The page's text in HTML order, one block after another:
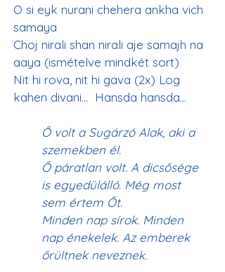
O si eyk nurani chehera ankha vich
samaya
Choj nirali shan nirali aje samajh na
aaya (ismételve mindkét sort)
Nit hi rova, nit hi gava (2x) Log
kahen divani…  Hansda hansda…
Ő volt a Sugárzó Alak, aki a
szemekben él.
Ő páratlan volt. A dicsősége
is egyedülálló. Még most
sem értem Őt.
Minden nap sírok. Minden
nap énekelek. Az emberek
őrültnek neveznek.